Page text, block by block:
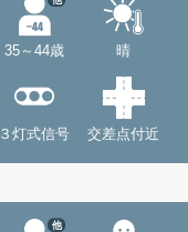
35～44歳 晴
３灯式信号 交差点付近
他